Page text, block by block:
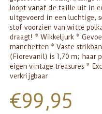
loopt vanaf de taille uit in
uitgevoerd in een luchtige,
stof voorzien van witte
draagt! * Wikkeljurk *
manchetten * Vaste
(Fiorevanil) is 1,70 m; haar
eigen vintage treasures *
verkrijgbaar
€99,95